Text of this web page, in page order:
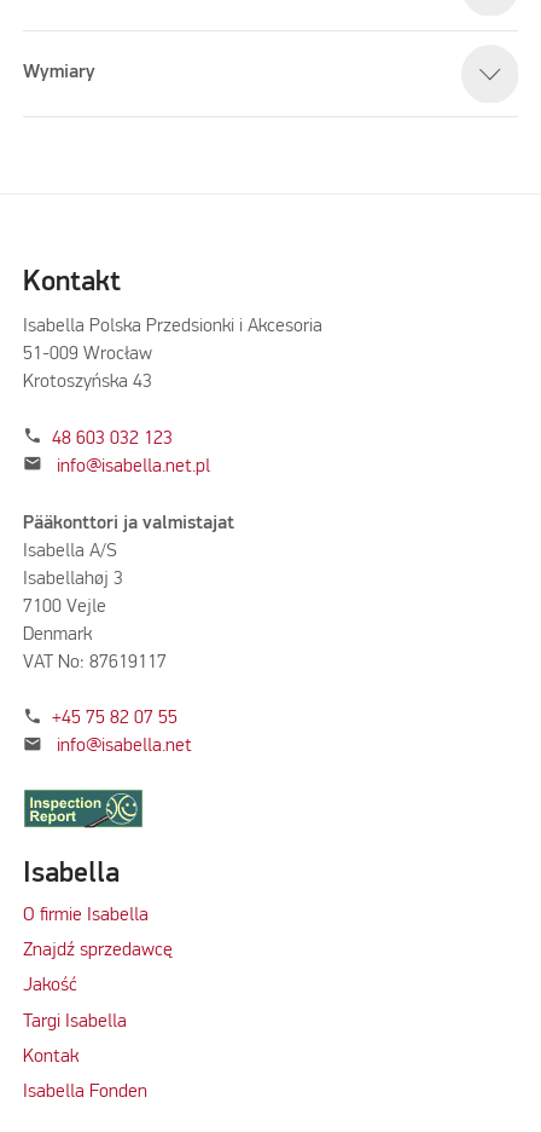
Wymiary
Kontakt
Isabella Polska Przedsionki i Akcesoria
51-009 Wrocław
Krotoszyńska 43
phone 48 603 032 123
mail info@isabella.net.pl
Pääkonttori ja valmistajat
Isabella A/S
Isabellahøj 3
7100 Vejle
Denmark
VAT No: 87619117
phone +45 75 82 07 55
mail info@isabella.net
Isabella
O firmie Isabella
Znajdź sprzedawcę
Jakość
Targi Isabella
Kontak
Isabella Fonden